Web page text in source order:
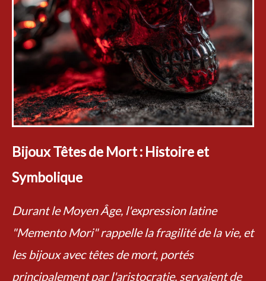
Bijoux Têtes de Mort : Histoire et
Symbolique
Durant le Moyen Âge, l'expression latine
"Memento Mori" rappelle la fragilité de la vie, et
les bijoux avec têtes de mort, portés
principalement par l'aristocratie, servaient de